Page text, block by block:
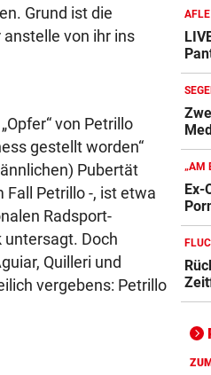
Grund ist die
anstelle von ihr ins
von Petrillo
gestellt worden“
Pubertät
Petrillo -, ist etwa
Radsport-
Doch
Quilleri und
vergebens: Petrillo
„AM